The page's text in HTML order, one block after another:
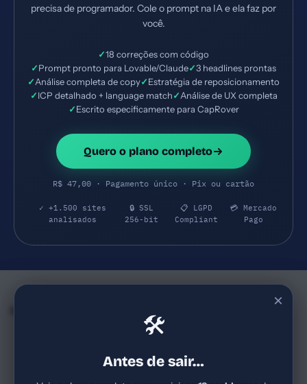
precisa de programador. Cole o prompt na IA e ela faz por
você.
✓18 correções com código
✓Prompt pronto para Lovable/Claude✓3 headlines prontas
✓Análise completa de copy✓Estratégia de reposicionamento
✓ICP detalhado + language match✓Análise de UX completa
✓Escrito especificamente para CapRover
Quero o plano completo
R$ 47,00 · Pagamento único · Pix ou cartão
✓ +1.500 sites
analisados
🔒 SSL
256-bit
📋 LGPD
Compliant
💳 Mercado
Pago
×
🛠
Antes de sair…
SaaS de observabilidade (B2B
B2B SaaS de gifting